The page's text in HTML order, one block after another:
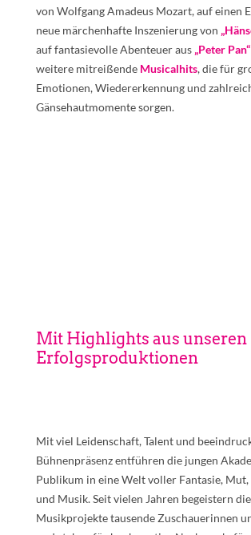
von Wolfgang Amadeus Mozart, auf einen
neue märchenhafte Inszenierung von
auf fantasievolle Abenteuer aus „Peter Pan“
weitere mitreißende Musicalhits, die für
Emotionen, Wiedererkennung und
Gänsehautmomente sorgen.
Mit Highlights aus unseren
Erfolgsproduktionen
Mit viel Leidenschaft, Talent und
Bühnenpräsenz entführen die jungen
Publikum in eine Welt voller Fantasie,
und Musik. Seit vielen Jahren begeistern
Musikprojekte tausende Zuschauerinnen